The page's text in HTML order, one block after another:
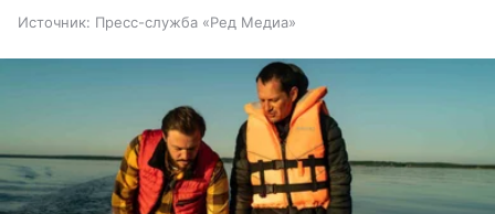
Источник: Пресс-служба «Ред Медиа»